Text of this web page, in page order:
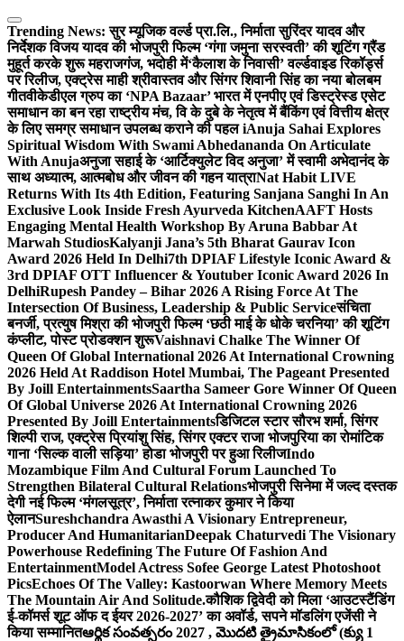
Skip
to
content
Trending News: सुर म्यूजिक वर्ल्ड प्रा.लि., निर्माता सुरिंदर यादव और
निर्देशक विजय यादव की भोजपुरी फिल्म ‘गंगा जमुना सरस्वती’ की शूटिंग ग्रैंड
मुहूर्त करके शुरू महराजगंज, भदोही में‘कैलाश के निवासी’ वर्ल्डवाइड रिकॉर्ड्स
पर रिलीज, एक्ट्रेस माही श्रीवास्तव और सिंगर शिवानी सिंह का नया बोलबम
गीतवीकेडीएल ग्रुप का ‘NPA Bazaar’ भारत में एनपीए एवं डिस्ट्रेस्ड एसेट
समाधान का बन रहा राष्ट्रीय मंच, वि के दुबे के नेतृत्व में बैंकिंग एवं वित्तीय क्षेत्र
के लिए समग्र समाधान उपलब्ध कराने की पहल iAnuja Sahai Explores
Spiritual Wisdom With Swami Abhedananda On Articulate
With Anujaअनुजा सहाई के ‘आर्टिक्युलेट विद अनुजा’ में स्वामी अभेदानंद के
साथ अध्यात्म, आत्मबोध और जीवन की गहन यात्राNat Habit LIVE
Returns With Its 4th Edition, Featuring Sanjana Sanghi In An
Exclusive Look Inside Fresh Ayurveda KitchenAAFT Hosts
Engaging Mental Health Workshop By Aruna Babbar At
Marwah StudiosKalyanji Jana’s 5th Bharat Gaurav Icon
Award 2026 Held In Delhi7th DPIAF Lifestyle Iconic Award &
3rd DPIAF OTT Influencer & Youtuber Iconic Award 2026 In
DelhiRupesh Pandey – Bihar 2026 A Rising Force At The
Intersection Of Business, Leadership & Public Serviceसंचिता
बनर्जी, प्रत्युष मिश्रा की भोजपुरी फिल्म ‘छठी माई के धोके चरनिया’ की शूटिंग
कंप्लीट, पोस्ट प्रोडक्शन शुरूVaishnavi Chalke The Winner Of
Queen Of Global International 2026 At International Crowning
2026 Held At Raddison Hotel Mumbai, The Pageant Presented
By Joill EntertainmentsSaartha Sameer Gore Winner Of Queen
Of Global Universe 2026 At International Crowning 2026
Presented By Joill Entertainmentsडिजिटल स्टार सौरभ शर्मा, सिंगर
शिल्पी राज, एक्ट्रेस प्रियांशु सिंह, सिंगर एक्टर राजा भोजपुरिया का रोमांटिक
गाना ‘सिल्क वाली सड़िया’ होडा भोजपुरी पर हुआ रिलीजIndo
Mozambique Film And Cultural Forum Launched To
Strengthen Bilateral Cultural Relationsभोजपुरी सिनेमा में जल्द दस्तक
देगी नई फिल्म ‘मंगलसूत्र’, निर्माता रत्नाकर कुमार ने किया
ऐलानSureshchandra Awasthi A Visionary Entrepreneur,
Producer And HumanitarianDeepak Chaturvedi The Visionary
Powerhouse Redefining The Future Of Fashion And
EntertainmentModel Actress Sofee George Latest Photoshoot
PicsEchoes Of The Valley: Kastoorwan Where Memory Meets
The Mountain Air And Solitude.कौशिक द्विवेदी को मिला ‘आउटस्टैंडिंग
ई-कॉमर्स शूट ऑफ द ईयर 2026-2027’ का अवॉर्ड, सपने मॉडलिंग एजेंसी ने
किया सम्मानितఆర్థిక సంవత్సరం 2027 , మొదటి త్రైమాసికంలో (క్యు 1